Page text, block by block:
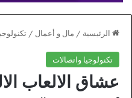
الرئيسية / مال و أعمال /
تكنولوجيا واتصالات